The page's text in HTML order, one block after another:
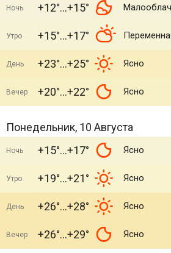
Ночь +12° +15°
Утро +15° +17°
День +23° +25° Ясно
Вечер +20° +22° Ясно
Понедельник, 10 Августа
Ночь +15° +17° Ясно
Утро +19° +21° Ясно
День +26° +28° Ясно
Вечер +26° +29° Ясно